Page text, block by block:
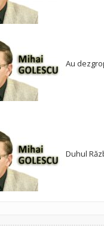
Au
Duhul